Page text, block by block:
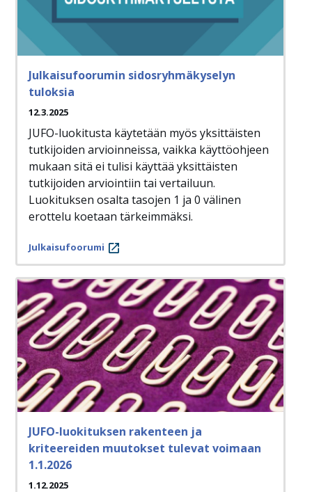
Julkaisufoorumin sidosryhmäkyselyn
tuloksia
12.3.2025
JUFO-luokitusta käytetään myös yksittäisten
tutkijoiden arvioinneissa, vaikka käyttöohjeen
mukaan sitä ei tulisi käyttää yksittäisten
tutkijoiden arviointiin tai vertailuun.
Luokituksen osalta tasojen 1 ja 0 välinen
erottelu koetaan tärkeimmäksi.
Julkaisufoorumi
JUFO-luokituksen rakenteen ja
kriteereiden muutokset tulevat voimaan
1.1.2026
1.12.2025